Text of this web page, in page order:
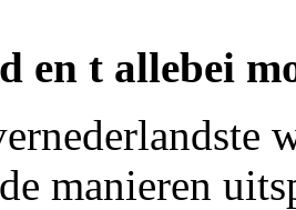
en t allebei
manieren